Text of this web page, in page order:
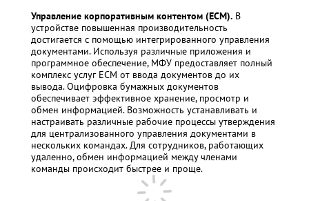
Управление корпоративным контентом (ECM). В
устройстве повышенная производительность
достигается с помощью интегрированного управления
документами. Используя различные приложения и
программное обеспечение, МФУ предоставляет полный
комплекс услуг ECM от ввода документов до их
вывода. Оцифровка бумажных документов
обеспечивает эффективное хранение, просмотр и
обмен информацией. Возможность устанавливать и
настраивать различные рабочие процессы утверждения
для централизованного управления документами в
нескольких командах. Для сотрудников, работающих
удаленно, обмен информацией между членами
команды происходит быстрее и проще.